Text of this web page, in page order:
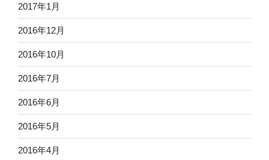
2017年1月
2016年12月
2016年10月
2016年7月
2016年6月
2016年5月
2016年4月